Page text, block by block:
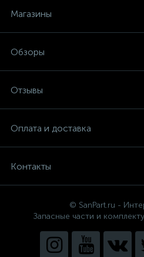
Магазины
Обзоры
Отзывы
Оплата и доставка
Контакты
© SanPart.ru -
Запасные части и